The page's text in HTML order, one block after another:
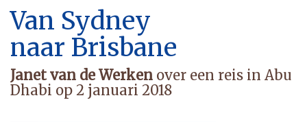
Van Sydney
naar Brisbane
Janet van de Werken over een reis in Abu
Dhabi op 2 januari 2018